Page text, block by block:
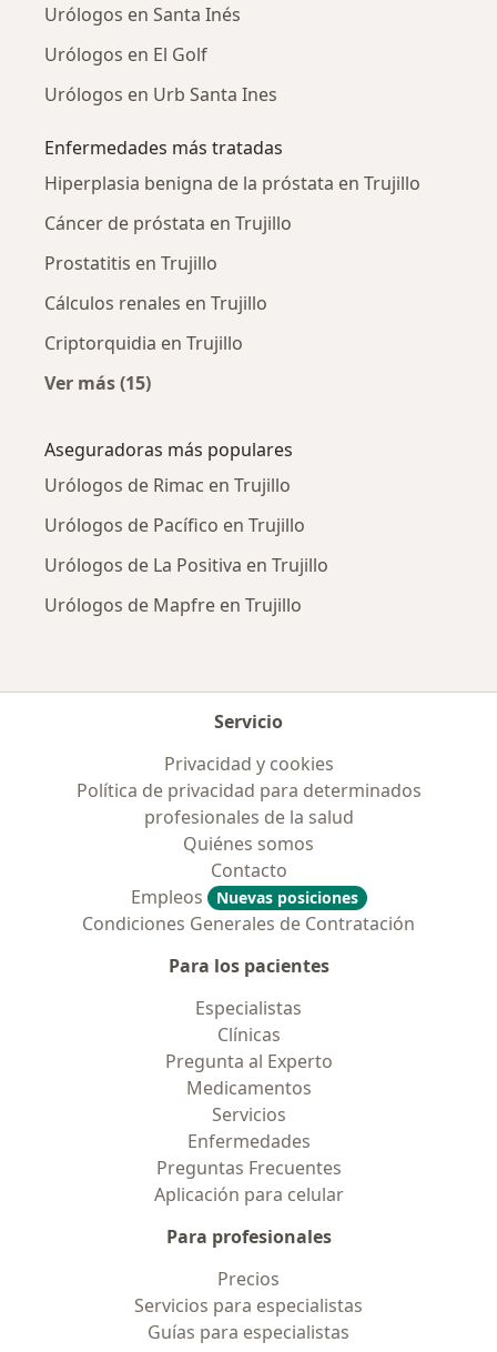
Urólogos en Santa Inés
Urólogos en El Golf
Urólogos en Urb Santa Ines
Enfermedades más tratadas
Hiperplasia benigna de la próstata en Trujillo
Cáncer de próstata en Trujillo
Prostatitis en Trujillo
Cálculos renales en Trujillo
Criptorquidia en Trujillo
Ver más (15)
Aseguradoras más populares
Urólogos de Rimac en Trujillo
Urólogos de Pacífico en Trujillo
Urólogos de La Positiva en Trujillo
Urólogos de Mapfre en Trujillo
Servicio
Privacidad y cookies
Política de privacidad para determinados
profesionales de la salud
Quiénes somos
Contacto
Empleos
Nuevas posiciones
Condiciones Generales de Contratación
Para los pacientes
Especialistas
Clínicas
Pregunta al Experto
Medicamentos
Servicios
Enfermedades
Preguntas Frecuentes
Aplicación para celular
Para profesionales
Precios
Servicios para especialistas
Guías para especialistas